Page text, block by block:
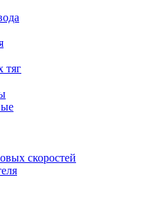
тяг
скоростей